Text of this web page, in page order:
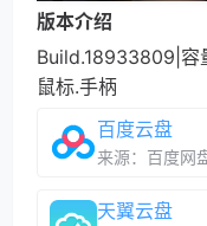
版本介绍
Build.18933809|容
鼠标.手柄
百度云盘
来源：百度网
天翼云盘